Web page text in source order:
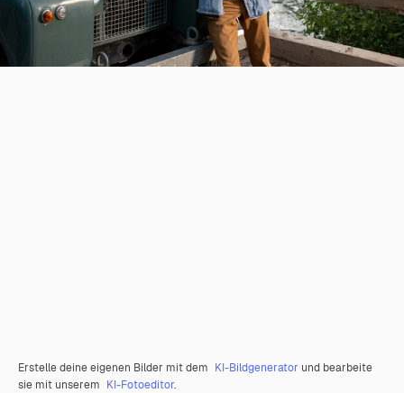
Erstelle deine eigenen Bilder mit dem KI-Bildgenerator und bearbeite
sie mit unserem KI-Fotoeditor.